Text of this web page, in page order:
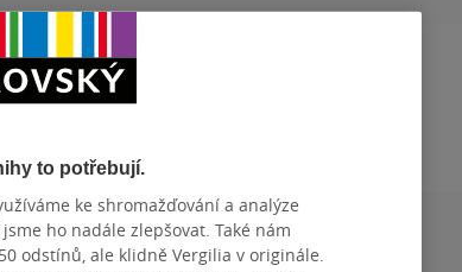
POČET STRAN
DATUM VYDÁNÍ
čtenářů
to potřebují.
ke shromažďování a analýze
ho nadále zlepšovat. Také nám
odstínů, ale klidně Vergilia v originále.